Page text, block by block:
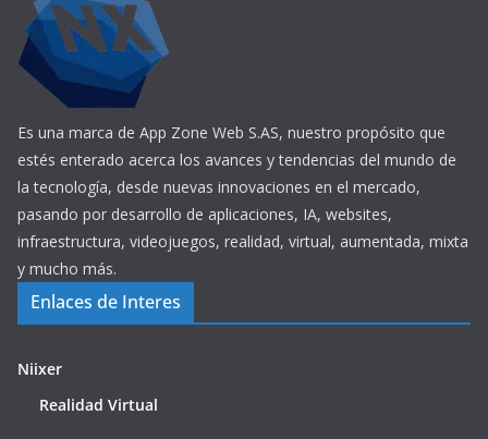
Es una marca de App Zone Web S.AS, nuestro propósito que
estés enterado acerca los avances y tendencias del mundo de
la tecnología, desde nuevas innovaciones en el mercado,
pasando por desarrollo de aplicaciones, IA, websites,
infraestructura, videojuegos, realidad, virtual, aumentada, mixta
y mucho más.
Enlaces de Interes
Niixer
Realidad Virtual